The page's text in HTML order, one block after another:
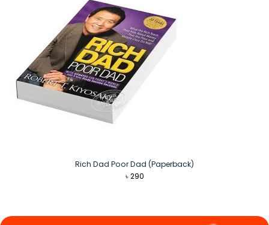
Rich Dad Poor Dad (Paperback)
৳290